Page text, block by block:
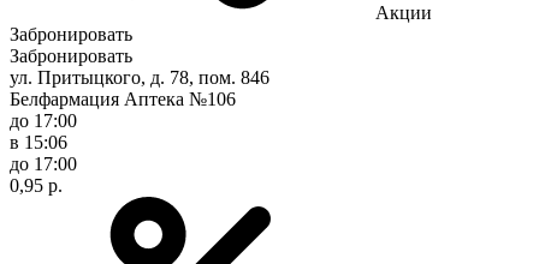
Акции
Забронировать
Забронировать
ул. Притыцкого, д. 78, пом. 846
Белфармация Аптека №106
до 17:00
в 15:06
до 17:00
0,95 р.